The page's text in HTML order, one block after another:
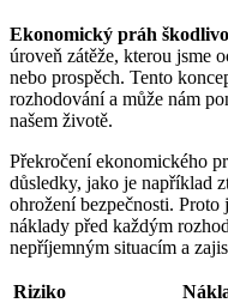
Ekonomický práh
úroveň zátěže, kterou jsme
nebo prospěch. Tento
rozhodování a může nám
našem životě.
Překročení ekonomického
důsledky, jako je například
ohrožení bezpečnosti.
náklady před každým
nepříjemným situacím a
Riziko